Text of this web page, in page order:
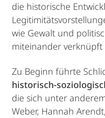
die historische
wie Gewalt und
miteinander verknüpft
Zu Beginn führte
historisch-
die sich unter
Weber, Hannah